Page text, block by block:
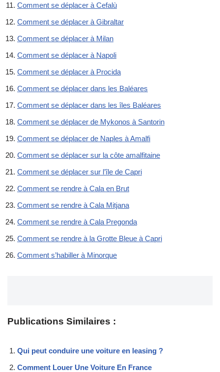
Comment se déplacer à Cefalù
Comment se déplacer à Gibraltar
Comment se déplacer à Milan
Comment se déplacer à Napoli
Comment se déplacer à Procida
Comment se déplacer dans les Baléares
Comment se déplacer dans les îles Baléares
Comment se déplacer de Mykonos à Santorin
Comment se déplacer de Naples à Amalfi
Comment se déplacer sur la côte amalfitaine
Comment se déplacer sur l’île de Capri
Comment se rendre à Cala en Brut
Comment se rendre à Cala Mitjana
Comment se rendre à Cala Pregonda
Comment se rendre à la Grotte Bleue à Capri
Comment s’habiller à Minorque
Publications Similaires :
Qui peut conduire une voiture en leasing ?
Comment Louer Une Voiture En France